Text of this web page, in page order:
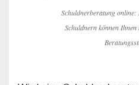
Schuldnerberatung
Schuldnern können